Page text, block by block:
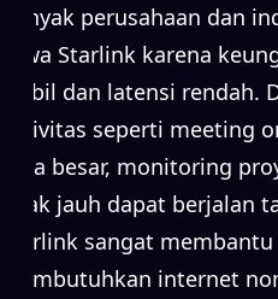
Banyak perusahaan dan
sewa Starlink karena
stabil dan latensi rendah.
aktivitas seperti meeting
data besar, monitoring
jarak jauh dapat berjalan
Starlink sangat
membutuhkan internet